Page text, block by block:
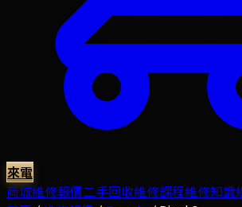
來電
商城維修報價二手回收維修課程維修知識